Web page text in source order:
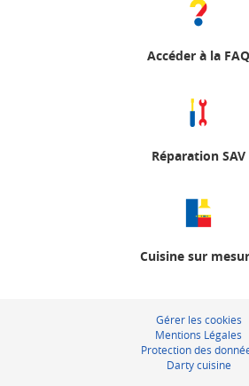
Accéder à la FAQ
Réparation SAV
Cuisine sur
Gérer les cookies
Mentions Légales
Protection des
Darty cuisine